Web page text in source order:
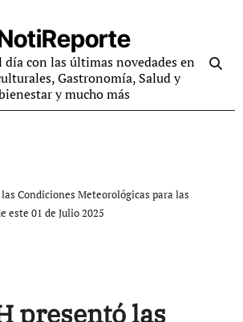
con las últimas novedades en
Gastronomía, Salud y
y mucho más
Condiciones Meteorológicas para las
este 01 de Julio 2025
presentó las